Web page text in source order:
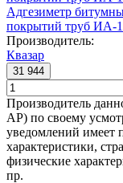
Адгезиметр
покрытий труб ИА-1
Производитель:
Квазар
31 944
Производитель
АР) по своему
уведомлений имеет
характеристики,
физические
пр.